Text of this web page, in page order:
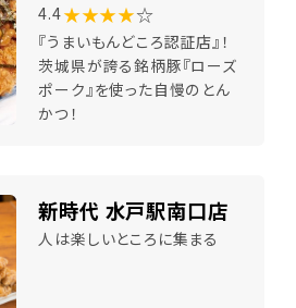
4.4★★★★☆
『うまいもんどころ認証店』！
茨城県が誇る銘柄豚『ローズ
ポーク』を使った自慢のとん
かつ！
新時代 水戸駅南口店
人は楽しいところに集まる